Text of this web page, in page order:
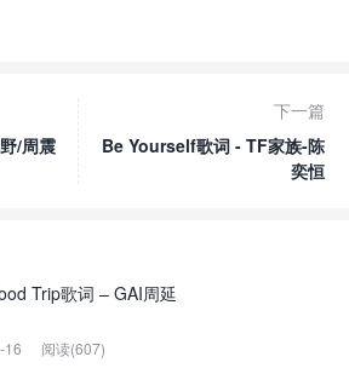
/周震
下一篇
Be Yourself歌词 - TF家族-陈
奕恒
Trip歌词 – GAI周延
16 阅读(607)